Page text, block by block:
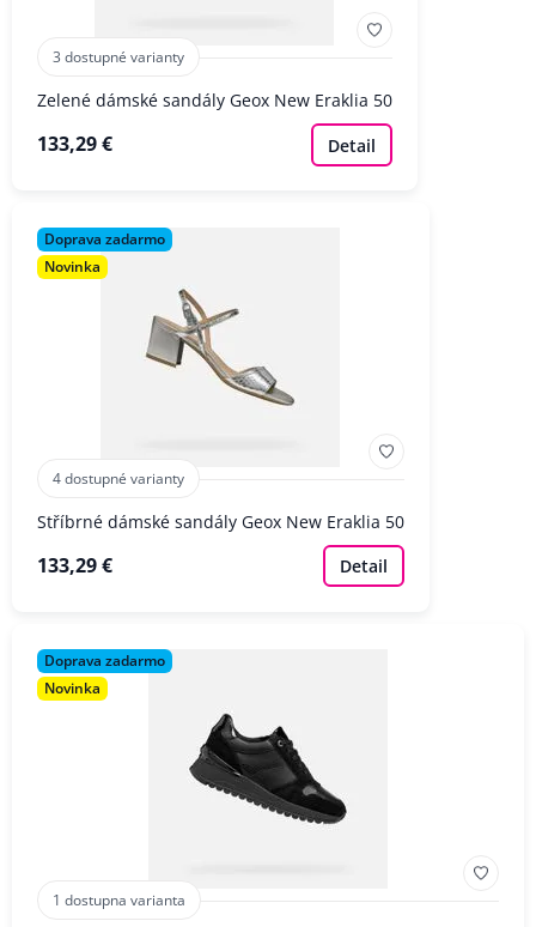
3 dostupné varianty
Zelené dámské sandály Geox New Eraklia 50
133,29 € Detail
Doprava zadarmo
Novinka
4 dostupné varianty
Stříbrné dámské sandály Geox New Eraklia 50
133,29 € Detail
Doprava zadarmo
Novinka
1 dostupna varianta